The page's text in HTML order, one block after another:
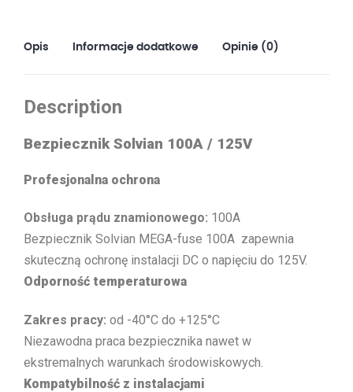
Opis Informacje dodatkowe Opinie (0)
Description
Bezpiecznik Solvian 100A / 125V
Profesjonalna ochrona
Obsługa prądu znamionowego: 100A
Bezpiecznik Solvian MEGA-fuse 100A zapewnia
skuteczną ochronę instalacji DC o napięciu do 125V.
Odporność temperaturowa
Zakres pracy: od -40°C do +125°C
Niezawodna praca bezpiecznika nawet w
ekstremalnych warunkach środowiskowych.
Kompatybilność z instalacjami